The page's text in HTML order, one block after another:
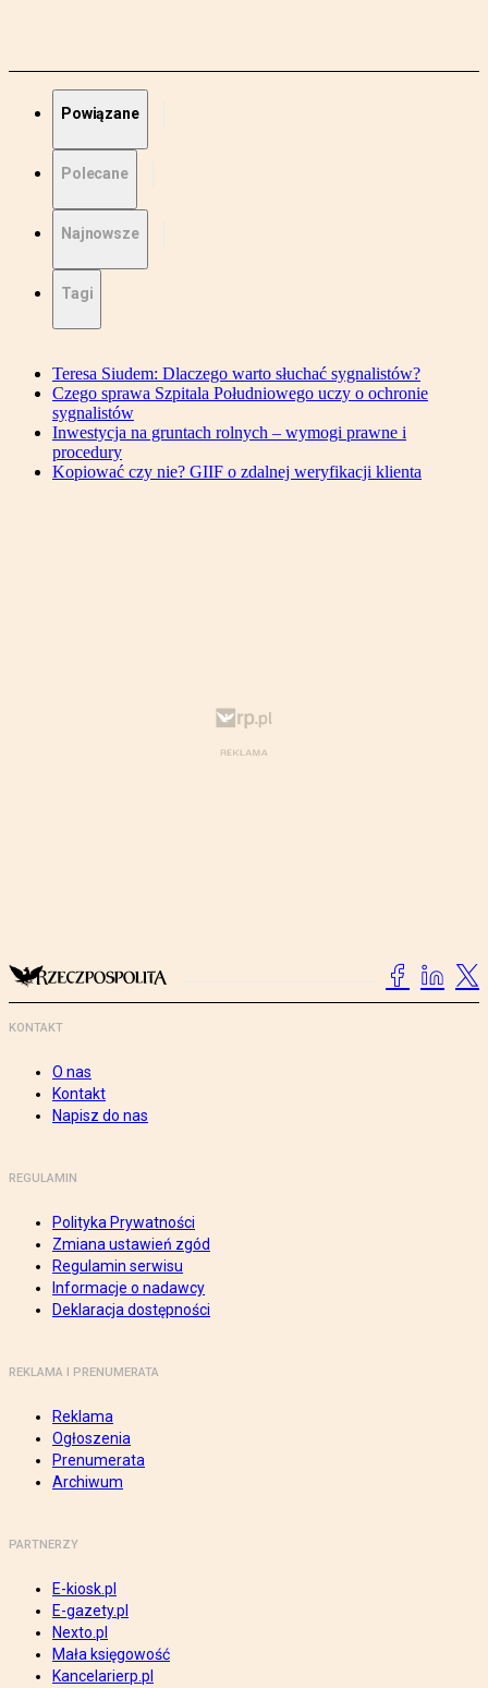
Powiązane
Polecane
Najnowsze
Tagi
Teresa Siudem: Dlaczego warto słuchać sygnalistów?
Czego sprawa Szpitala Południowego uczy o ochronie
sygnalistów
Inwestycja na gruntach rolnych – wymogi prawne i
procedury
Kopiować czy nie? GIIF o zdalnej weryfikacji klienta
KONTAKT
O nas
Kontakt
Napisz do nas
REGULAMIN
Polityka Prywatności
Zmiana ustawień zgód
Regulamin serwisu
Informacje o nadawcy
Deklaracja dostępności
REKLAMA I PRENUMERATA
Reklama
Ogłoszenia
Prenumerata
Archiwum
PARTNERZY
E-kiosk.pl
E-gazety.pl
Nexto.pl
Mała księgowość
Kancelarierp.pl